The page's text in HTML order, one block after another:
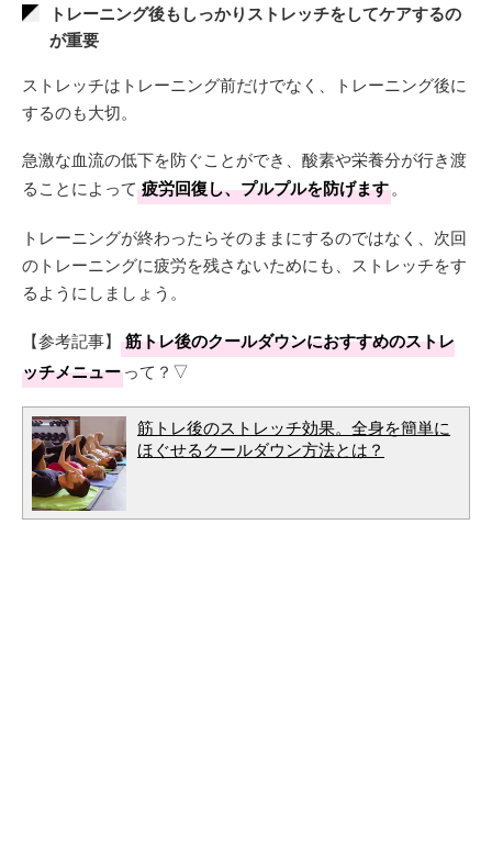
トレーニング後もしっかりストレッチをしてケアするの
が重要
ストレッチはトレーニング前だけでなく、トレーニング後に
するのも大切。
急激な血流の低下を防ぐことができ、酸素や栄養分が行き渡
ることによって 疲労回復し、プルプルを防げます。
トレーニングが終わったらそのままにするのではなく、次回
のトレーニングに疲労を残さないためにも、ストレッチをす
るようにしましょう。
【参考記事】
筋トレ後のクールダウンにおすすめのストレ
ッチメニューって？▽
筋トレ後のストレッチ効果。全身を簡単に
ほぐせるクールダウン方法とは？